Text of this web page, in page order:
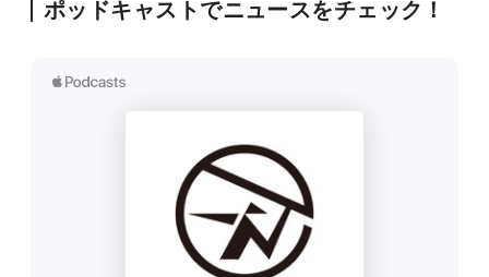
ポッドキャストでニュースをチェック！